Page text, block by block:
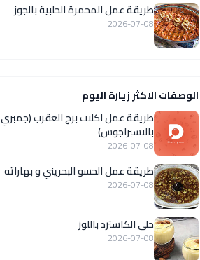
طريقة عمل المحمرة الحلبية بالجوز
2026-07-08
الوصفات الاكثر زيارة اليوم
طريقة عمل اكلات برج العقرب (جمبري
بالاسبراجوس)
2026-07-08
طريقة عمل الحسو البحريني و بهاراته
2026-07-08
حلى الكاسترد باللوز
2026-07-08